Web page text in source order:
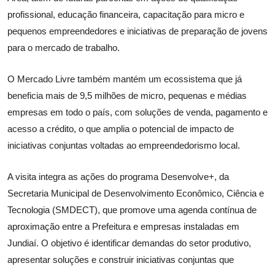
profissional, educação financeira, capacitação para micro e
pequenos empreendedores e iniciativas de preparação de jovens
para o mercado de trabalho.
O Mercado Livre também mantém um ecossistema que já
beneficia mais de 9,5 milhões de micro, pequenas e médias
empresas em todo o país, com soluções de venda, pagamento e
acesso a crédito, o que amplia o potencial de impacto de
iniciativas conjuntas voltadas ao empreendedorismo local.
A visita integra as ações do programa Desenvolve+, da
Secretaria Municipal de Desenvolvimento Econômico, Ciência e
Tecnologia (SMDECT), que promove uma agenda contínua de
aproximação entre a Prefeitura e empresas instaladas em
Jundiaí. O objetivo é identificar demandas do setor produtivo,
apresentar soluções e construir iniciativas conjuntas que